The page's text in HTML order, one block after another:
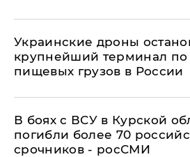
Украинские дроны
крупнейший терминал по
пищевых грузов в России
В боях с ВСУ в Курской
погибли более 70
срочников - росСМИ